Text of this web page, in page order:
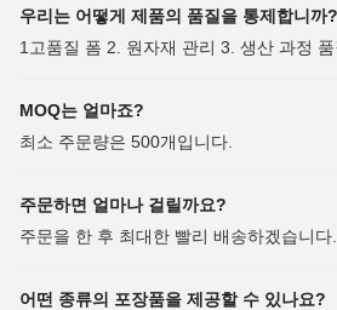
우리는 어떻게 제품의 품질을 통제합니까?
1고품질 폼 2. 원자재 관리 3. 생산 과정
MOQ는 얼마죠?
최소 주문량은 500개입니다.
주문하면 얼마나 걸릴까요?
주문을 한 후 최대한 빨리 배송하겠습니다.
어떤 종류의 포장품을 제공할 수 있나요?